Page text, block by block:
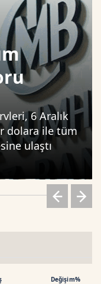
6 Aralık
dolara ile tüm
ulaştı
Değişim%